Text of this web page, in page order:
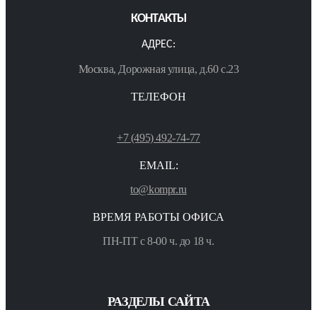
КОНТАКТЫ
АДРЕС:
Москва, Дорожная улица, д.60 с.23
ТЕЛЕФОН
+7 (495) 492-74-77
EMAIL:
to@kompr.ru
ВРЕМЯ РАБОТЫ ОФИСА
ПН-ПТ с 8-00 ч. до 18 ч.
РАЗДЕЛЫ САЙТА